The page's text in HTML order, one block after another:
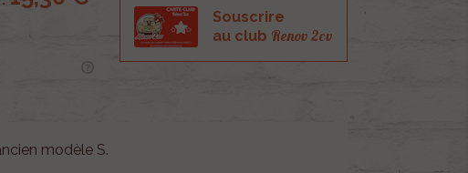
Souscrire
au club Renov 2cv
modèle S.